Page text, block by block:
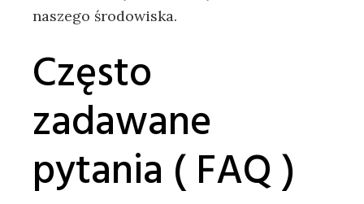
‌naszego środowiska.
Często
zadawane
pytania ( FAQ )